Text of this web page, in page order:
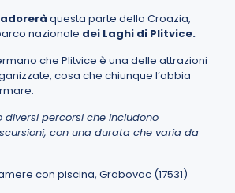
adorerà questa parte della Croazia,
nazionale dei Laghi di Plitvice.
che Plitvice è una delle attrazioni
cosa che chiunque l’abbia
diversi percorsi che includono
con una durata che varia da
con piscina, Grabovac (17531)